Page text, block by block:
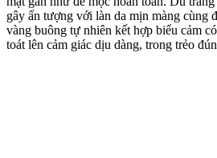
gây ấn tượng với làn da mịn màng cùng
vàng buông tự nhiên kết hợp biểu cảm
toát lên cảm giác dịu dàng, trong trẻo